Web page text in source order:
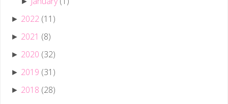
► 2022 (11)
► 2021 (8)
► 2020 (32)
► 2019 (31)
► 2018 (28)